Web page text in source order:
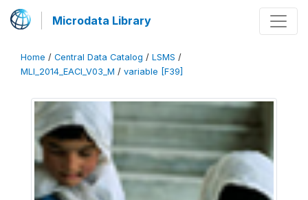
Microdata Library
Home / Central Data Catalog / LSMS /
MLI_2014_EACI_V03_M / variable [F39]